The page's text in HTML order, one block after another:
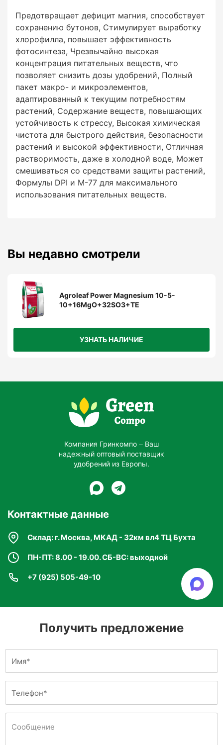
Предотвращает дефицит магния, способствует
сохранению бутонов, Стимулирует выработку
хлорофилла, повышает эффективность
фотосинтеза, Чрезвычайно высокая
концентрация питательных веществ, что
позволяет снизить дозы удобрений, Полный
пакет макро- и микроэлементов,
адаптированный к текущим потребностям
растений, Содержание веществ, повышающих
устойчивость к стрессу, Высокая химическая
чистота для быстрого действия, безопасности
растений и высокой эффективности, Отличная
растворимость, даже в холодной воде, Может
смешиваться со средствами защиты растений,
Формулы DPI и M-77 для максимального
использования питательных веществ.
Вы недавно смотрели
Agroleaf Power Magnesium 10-5-
10+16MgO+32SO3+TE
УЗНАТЬ НАЛИЧИЕ
Компания Гринкомпо – Ваш
надежный оптовый поставщик
удобрений из Европы.
Контактные данные
Склад: г. Москва, МКАД - 32км вл4 ТЦ Бухта
ПН-ПТ: 8.00 - 19.00. СБ-ВС: выходной
+7 (925) 505-49-10
Получить предложение